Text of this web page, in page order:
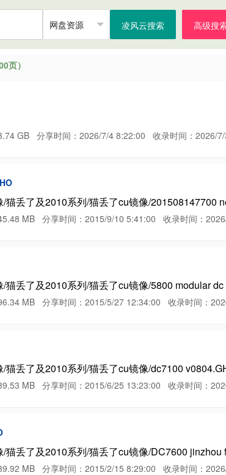
凌风云搜索 高级搜
页）
GB 分享时间：2026/7/4 8:22:00 收录时间：2026/
猫丢了及2010系列/猫丢了cu镜像/201508147700
MB 分享时间：2015/9/10 5:41:00 收录时间：
猫丢了及2010系列/猫丢了cu镜像/5800 modular
MB 分享时间：2015/5/27 12:34:00 收录时间：
猫丢了及2010系列/猫丢了cu镜像/dc7100
MB 分享时间：2015/6/25 13:23:00 收录时间：
猫丢了及2010系列/猫丢了cu镜像/DC7600 jinzhou
MB 分享时间：2015/2/15 8:29:00 收录时间：